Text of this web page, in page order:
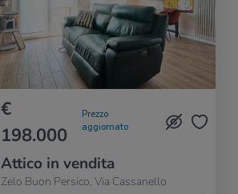
€
198.000
Prezzo
aggiornato
Attico in vendita
Zelo Buon Persico, Via Cassanello